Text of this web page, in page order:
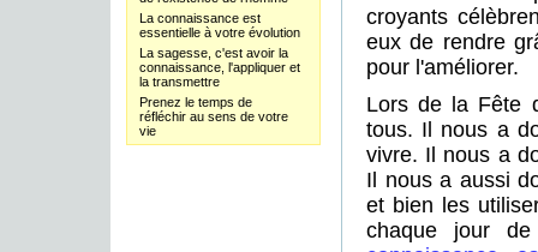
croyants
eux de rendre
pour l'améliorer.
Lors de la Fête
tous. Il nous a
vivre. Il nous a
Il nous a aussi
et bien les
chaque jour
La connaissance est
essentielle à votre évolution
La sagesse, c'est avoir la
connaissance, l'appliquer et
la transmettre
Prenez le temps de
réfléchir au sens de votre
vie